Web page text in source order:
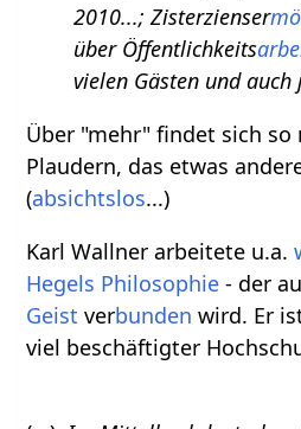
2010...; Zisterzienser
über Öffentlichkeits
vielen Gästen und auch
Über "mehr" findet sich so
Plaudern, das etwas
(absichtslos...)
Karl Wallner arbeitete u.a.
Hegels Philosophie - der
Geist verbunden wird. Er
viel beschäftigter